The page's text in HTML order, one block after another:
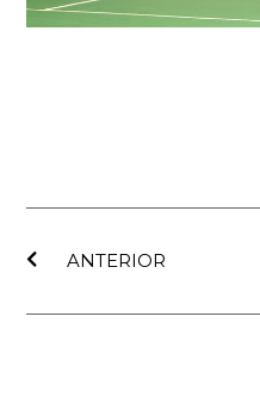
ANTERIOR